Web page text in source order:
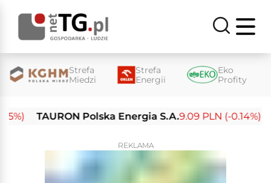
Strefa
Miedzi
Strefa
Energii
Eko
Profity
TAURON Polska Energia S.A.9.09 PLN (-0.14%)
REKLAMA